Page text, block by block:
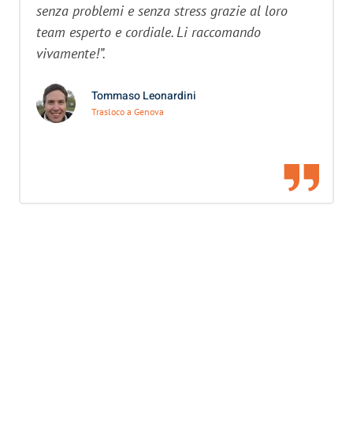
senza problemi e senza stress grazie al loro
team esperto e cordiale. Li raccomando
vivamente!”.
Tommaso Leonardini
Trasloco a Genova